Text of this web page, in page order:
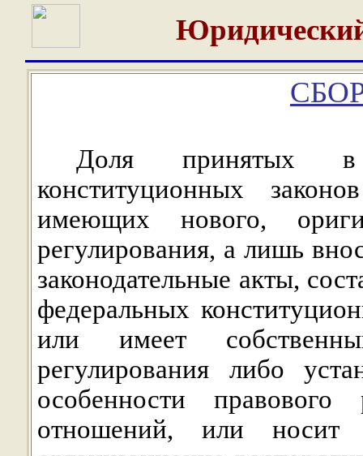
Доля принятых
конституционных
имеющих нового,
регулирования, а лишь
законодательные акты,
федеральных
или имеет
регулирования либо
особенности
отношений, или носит